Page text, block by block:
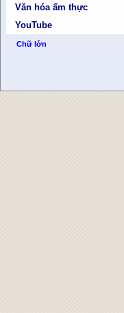
Văn hóa ẩm thực
YouTube
Chữ lớn